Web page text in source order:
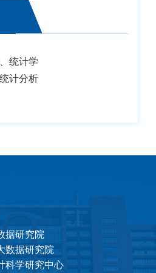
统计学
计分析
据研究院
数据研究院
科学研究中心